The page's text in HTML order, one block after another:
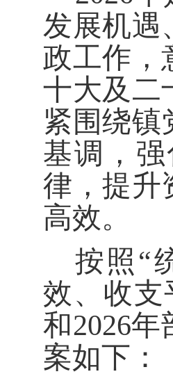
发展机遇
政工作，
十大及二
紧围绕镇
基调，
律，提升
高效。
按照 “
效、收支
和2026年
案如下：